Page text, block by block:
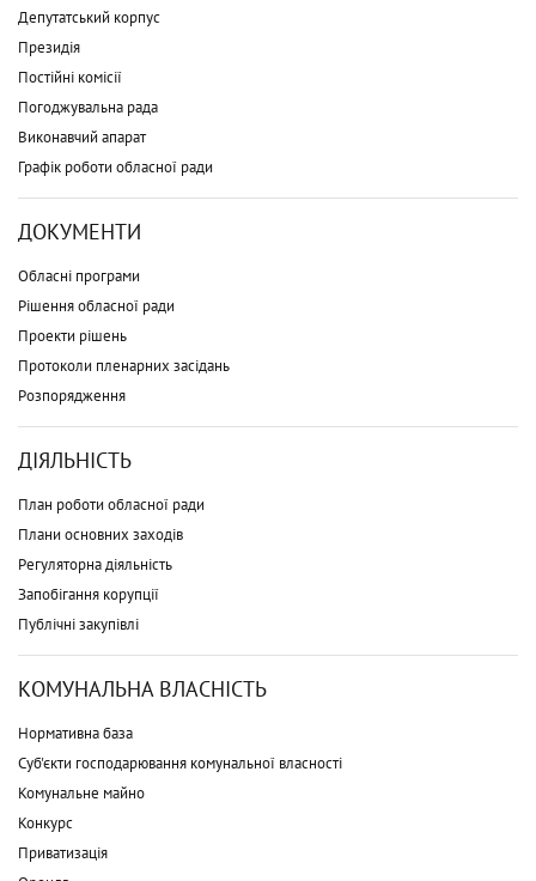
Депутатський корпус
Президія
Постійні комісії
Погоджувальна рада
Виконавчий апарат
Графік роботи обласної ради
ДОКУМЕНТИ
Обласні програми
Рішення обласної ради
Проекти рішень
Протоколи пленарних засідань
Розпорядження
ДІЯЛЬНІСТЬ
План роботи обласної ради
Плани основних заходів
Регуляторна діяльність
Запобігання корупції
Публічні закупівлі
КОМУНАЛЬНА ВЛАСНІСТЬ
Нормативна база
Суб'єкти господарювання комунальної власності
Комунальне майно
Конкурс
Приватизація